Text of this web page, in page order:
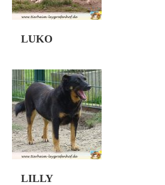
zwischen durch mal relaxen kann.
Flocky wartet bei uns auf seine neue
Familie. Da uns aufgefallen ist […]
LUKO
wurde bereits 2017 vermittelt. Jedoch
wurde uns der Rüde im November
2020 zurückgebracht und uns als
aggressiv beschrieben! Leider hatte es
die Familie versäumt, Luko den
Umgang mit anderen Hunden und
Menschen zu lernen. Ferner gab die
Familie ihm zu wenig Sicherheit. Denn
er zeigte sich auch bei uns, […]
LILLY